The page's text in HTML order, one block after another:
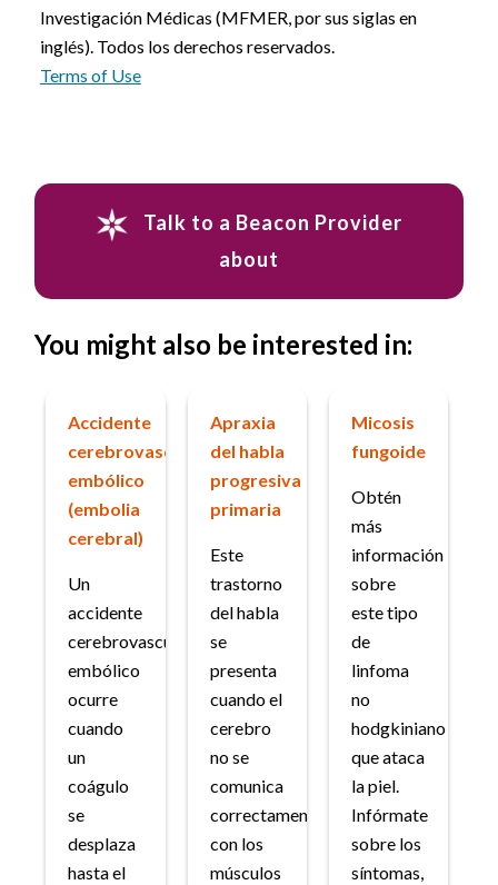
Investigación Médicas (MFMER, por sus siglas en
inglés). Todos los derechos reservados.
Terms of Use
Talk to a Beacon Provider
about
You might also be interested in:
Accidente
cerebrovascular
embólico
(embolia
cerebral)
Un
accidente
cerebrovascular
embólico
ocurre
cuando
un
coágulo
se
desplaza
hasta el
Apraxia
del habla
progresiva
primaria
Este
trastorno
del habla
se
presenta
cuando el
cerebro
no se
comunica
correctamente
con los
músculos
Micosis
fungoide
Obtén
más
información
sobre
este tipo
de
linfoma
no
hodgkiniano
que ataca
la piel.
Infórmate
sobre los
síntomas,